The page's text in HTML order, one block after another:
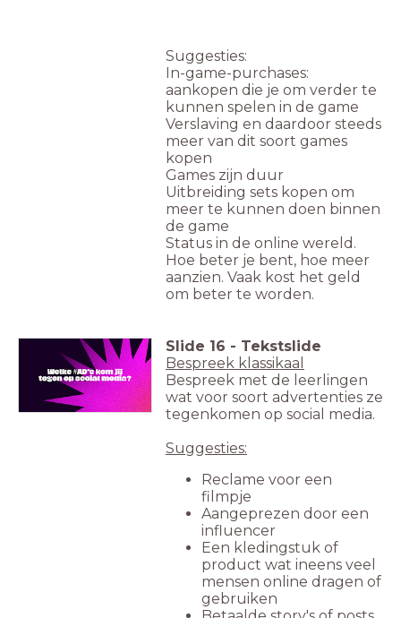
Suggesties:
In-game-purchases:
aankopen die je om verder te
kunnen spelen in de game
Verslaving en daardoor steeds
meer van dit soort games
kopen
Games zijn duur
Uitbreiding sets kopen om
meer te kunnen doen binnen
de game
Status in de online wereld.
Hoe beter je bent, hoe meer
aanzien. Vaak kost het geld
om beter te worden.
Slide 16 - Tekstslide
Bespreek klassikaal
Bespreek met de leerlingen
wat voor soort advertenties ze
tegenkomen op social media.
Suggesties:
Reclame voor een
filmpje
Aangeprezen door een
influencer
Een kledingstuk of
product wat ineens veel
mensen online dragen of
gebruiken